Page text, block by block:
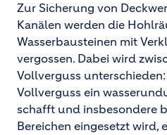
Zur Sicherung von
Kanälen werden die
Wasserbausteinen mit
vergossen. Dabei wird
Vollverguss
Vollverguss ein
schafft und insbesondere
Bereichen eingesetzt wird,